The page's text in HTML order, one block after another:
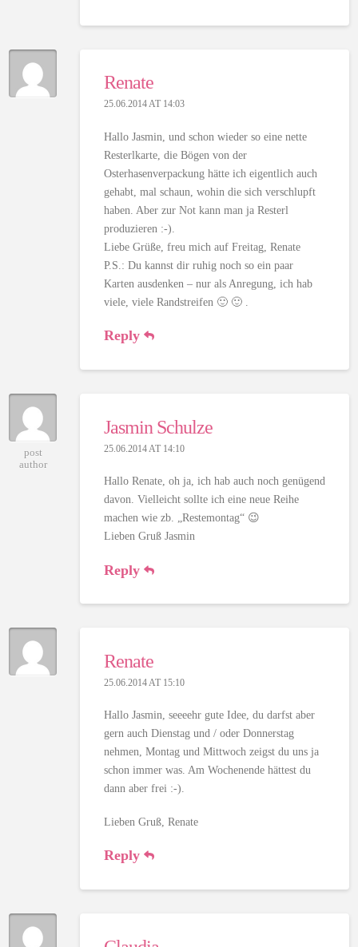
Renate
25.06.2014 AT 14:03
Hallo Jasmin, und schon wieder so eine nette
Resterlkarte, die Bögen von der
Osterhasenverpackung hätte ich eigentlich auch
gehabt, mal schaun, wohin die sich verschlupft
haben. Aber zur Not kann man ja Resterl
produzieren :-).
Liebe Grüße, freu mich auf Freitag, Renate
P.S.: Du kannst dir ruhig noch so ein paar
Karten ausdenken – nur als Anregung, ich hab
viele, viele Randstreifen 🙂 🙂 .
Reply
post
author
Jasmin Schulze
25.06.2014 AT 14:10
Hallo Renate, oh ja, ich hab auch noch genügend
davon. Vielleicht sollte ich eine neue Reihe
machen wie zb. „Restemontag“ 😉
Lieben Gruß Jasmin
Reply
Renate
25.06.2014 AT 15:10
Hallo Jasmin, seeeehr gute Idee, du darfst aber
gern auch Dienstag und / oder Donnerstag
nehmen, Montag und Mittwoch zeigst du uns ja
schon immer was. Am Wochenende hättest du
dann aber frei :-).
Lieben Gruß, Renate
Reply